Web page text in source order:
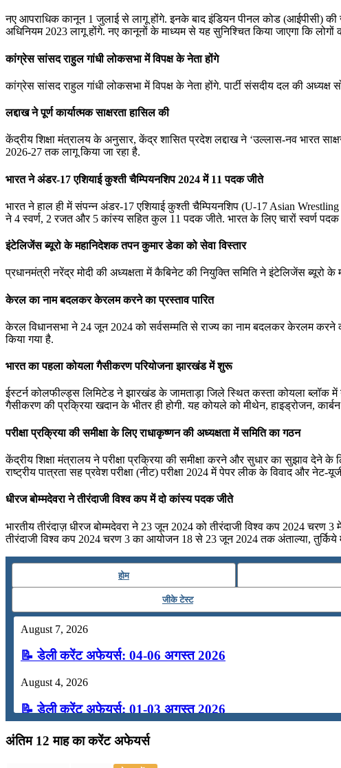
नए आपराधिक कानून 1 जुलाई से लागू होंगे. इनके बाद इंडियन पीनल कोड (आईपीसी) की
अधिनियम 2023 लागू होंगे. नए कानूनों के माध्‍यम से यह सुनिश्चित किया जाएगा कि लोगों
कांग्रेस सांसद राहुल गांधी लोकसभा में विपक्ष के नेता होंगे
कांग्रेस सांसद राहुल गांधी लोकसभा में विपक्ष के नेता होंगे. पार्टी संसदीय दल की अध्यक्ष
लद्दाख ने पूर्ण कार्यात्मक साक्षरता हासिल की
केंद्रीय शिक्षा मंत्रालय के अनुसार, केंद्र शासित प्रदेश लद्दाख ने ‘उल्लास-नव भारत
2026-27 तक लागू किया जा रहा है.
भारत ने अंडर-17 एशियाई कुश्ती चैम्पियनशिप 2024 में 11 पदक जीते
भारत ने हाल ही में संपन्न अंडर-17 एशियाई कुश्ती चैम्पियनशिप (U-17 Asian
ने 4 स्वर्ण, 2 रजत और 5 कांस्य सहित कुल 11 पदक जीते. भारत के लिए चारों स्वर्ण पदक
इंटेलिजेंस ब्यूरो के महानिदेशक तपन कुमार डेका को सेवा विस्तार
प्रधानमंत्री नरेंद्र मोदी की अध्यक्षता में कैबिनेट की नियुक्ति समिति ने इंटेलिजेंस
केरल का नाम बदलकर केरलम करने का प्रस्ताव पारित
केरल विधानसभा ने 24 जून 2024 को सर्वसम्मति से राज्य का नाम बदलकर केरलम करने
किया गया है.
भारत का पहला कोयला गैसीकरण परियोजना झारखंड में शुरू
ईस्टर्न कोलफील्ड्स लिमिटेड ने झारखंड के जामताड़ा जिले स्थित कस्ता कोयला ब्लॉक
गैसीकरण की प्रक्रिया खदान के भीतर ही होगी. यह कोयले को मीथेन, हाइड्रोजन,
परीक्षा प्रक्रिया की समीक्षा के लिए राधाकृष्णन की अध्यक्षता में समिति का गठन
केंद्रीय शिक्षा मंत्रालय ने परीक्षा प्रक्रिया की समीक्षा करने और सुधार का सुझाव
राष्ट्रीय पात्रता सह प्रवेश परीक्षा (नीट) परीक्षा 2024 में पेपर लीक के विवाद और नेट-
धीरज बोम्मदेवरा ने तीरंदाजी विश्व कप में दो कांस्य पदक जीते
भारतीय तीरंदाज़ धीरज बोम्मदेवरा ने 23 जून 2024 को तीरंदाजी विश्व कप 2024
तीरंदाजी विश्व कप 2024 चरण 3 का आयोजन 18 से 23 जून 2024 तक अंताल्या, तुर्किये
होम
जीके टेस्ट
August 7, 2026
📝 डेली करेंट अफेयर्स: 04-06 अगस्त 2026
August 4, 2026
📝 डेली करेंट अफेयर्स: 01-03 अगस्त 2026
July 31, 2026
📝 डेली करेंट अफेयर्स: 28-31 जुलाई 2026
अंतिम 12 माह का करेंट अफेयर्स